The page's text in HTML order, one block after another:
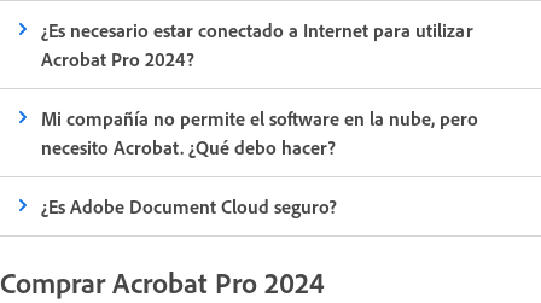
¿Es necesario estar conectado a Internet para utilizar
Acrobat Pro 2024?
Mi compañía no permite el software en la nube, pero
necesito Acrobat. ¿Qué debo hacer?
¿Es Adobe Document Cloud seguro?
Comprar Acrobat Pro 2024